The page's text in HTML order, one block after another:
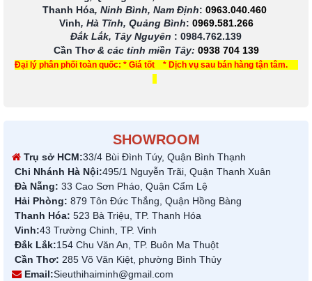
Thanh Hóa, Ninh Bình, Nam Định: 0963.040.460
Vinh, Hà Tĩnh, Quảng Bình: 0969.581.266
Đắk Lắk, Tây Nguyên : 0984.762.139
Cần Thơ & các tỉnh miền Tây: 0938 704 139
Đại lý phân phối toàn quốc: * Giá tốt * Dịch vụ sau bán hàng tận tâm.
SHOWROOM
Trụ sở HCM:33/4 Bùi Đình Túy, Quận Bình Thạnh
Chi Nhánh Hà Nội:495/1 Nguyễn Trãi, Quận Thanh Xuân
Đà Nẵng: 33 Cao Sơn Pháo, Quận Cẩm Lệ
Hải Phòng: 879 Tôn Đức Thắng, Quận Hồng Bàng
Thanh Hóa: 523 Bà Triệu, TP. Thanh Hóa
Vinh:43 Trường Chinh, TP. Vinh
Đắk Lắk:154 Chu Văn An, TP. Buôn Ma Thuột
Cần Thơ: 285 Võ Văn Kiệt, phường Bình Thủy
Email:Sieuthihaiminh@gmail.com